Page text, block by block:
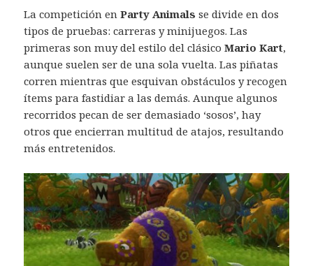
La competición enParty Animals se divide en dos
tipos de pruebas: carreras y minijuegos. Las
primeras son muy del estilo del clásicoMario Kart,
aunque suelen ser de una sola vuelta. Las piñatas
corren mientras que esquivan obstáculos y recogen
ítems para fastidiar a las demás. Aunque algunos
recorridos pecan de ser demasiado ‘sosos’, hay
otros que encierran multitud de atajos, resultando
más entretenidos.